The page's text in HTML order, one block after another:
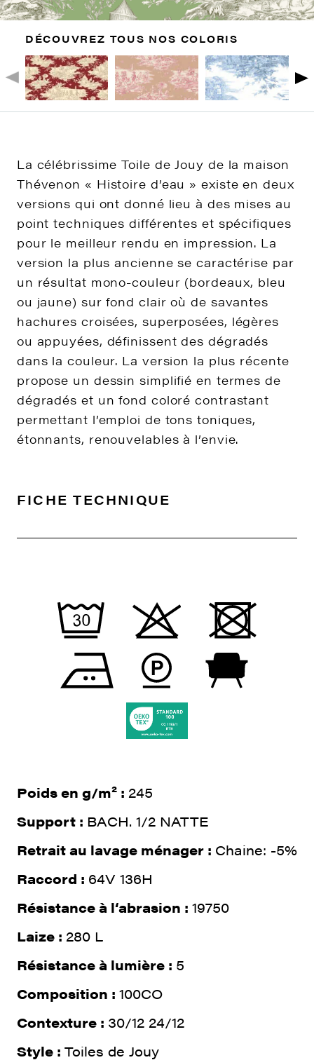
DÉCOUVREZ TOUS NOS COLORIS
La célébrissime Toile de Jouy de la maison
Thévenon « Histoire d’eau » existe en deux
versions qui ont donné lieu à des mises au
point techniques différentes et spécifiques
pour le meilleur rendu en impression. La
version la plus ancienne se caractérise par
un résultat mono-couleur (bordeaux, bleu
ou jaune) sur fond clair où de savantes
hachures croisées, superposées, légères
ou appuyées, définissent des dégradés
dans la couleur. La version la plus récente
propose un dessin simplifié en termes de
dégradés et un fond coloré contrastant
permettant l’emploi de tons toniques,
étonnants, renouvelables à l’envie.
FICHE TECHNIQUE
Poids en g/m² : 245
Support : BACH. 1/2 NATTE
Retrait au lavage ménager : Chaine: -5%
Raccord : 64V 136H
Résistance à l‘abrasion : 19750
Laize : 280 L
Résistance à lumière : 5
Composition : 100CO
Contexture : 30/12 24/12
Style : Toiles de Jouy